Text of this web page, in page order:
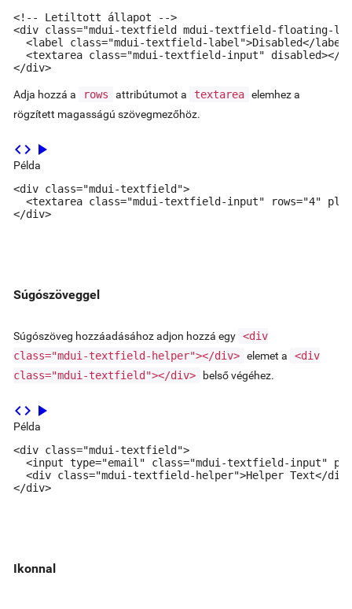
<!-- Letiltott állapot -->
<div class="mdui-textfield mdui-textfield-floating-
  <label class="mdui-textfield-label">Disabled</label>
<textarea class="mdui-textfield-input" disabled></
</div>
Adja hozzá a rows attribútumot a textarea elemhez a
rögzített magasságú szövegmezőhöz.
code play_arrow
Példa
<div class="mdui-textfield">
<textarea class="mdui-textfield-input" rows="4"
</div>
Súgószöveggel
Súgószöveg hozzáadásához adjon hozzá egy <div
class="mdui-textfield-helper"></div> elemet a
<div
class="mdui-textfield"></div>
belső végéhez.
code play_arrow
Példa
<div class="mdui-textfield">
<input type="email" class="mdui-textfield-input"
  <div class="mdui-textfield-helper">Helper Text</div>
</div>
Ikonnal